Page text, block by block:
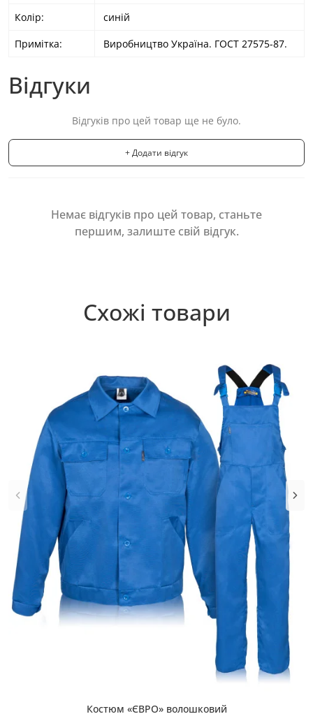
Колір:
синій
Примітка:
Виробництво Україна. ГОСТ 27575-87.
Відгуки
Відгуків про цей товар ще не було.
+ Додати відгук
Немає відгуків про цей товар, станьте
першим, залиште свій відгук.
Схожі товари
Костюм «ЄВРО» волошковий